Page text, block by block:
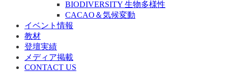
BIODIVERSITY 生物多様性
CACAO＆気候変動
イベント情報
教材
登壇実績
メディア掲載
CONTACT US